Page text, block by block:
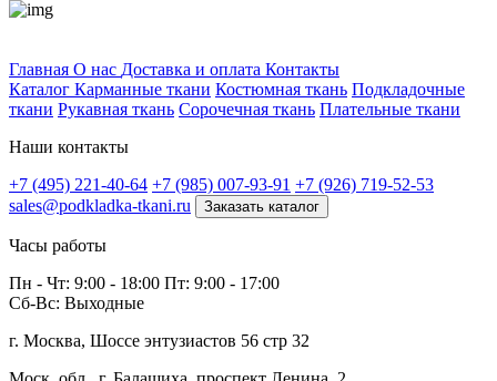
Главная О нас Доставка и оплата Контакты
Каталог Карманные ткани Костюмная ткань Подкладочные
ткани Рукавная ткань Сорочечная ткань Плательные ткани
Наши контакты
+7 (495) 221-40-64 +7 (985) 007-93-91 +7 (926) 719-52-53
sales@podkladka-tkani.ru
Заказать каталог
Часы работы
Пн - Чт: 9:00 - 18:00 Пт: 9:00 - 17:00
Сб-Вс: Выходные
г. Москва, Шоссе энтузиастов 56 стр 32